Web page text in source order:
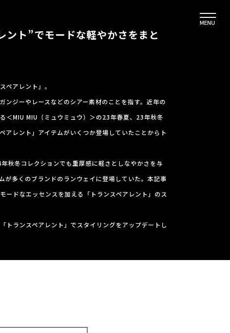
MENU
ント”でモードな軽やかさをまと
ペアレント」。
ンジーやレースなどのシアー素材のことを指す。近年の
＜MIU MIU（ミュウミュウ）＞の23年春夏、23年秋冬
アレント」アイテムがいくつか登場していたことからト
秋冬コレクションでも重厚感に軽さとしなやかさを与
が多くのブランドのランウェイに登場していた。本記事
ードなエッセンスを加える「トランスペアレント」のス
トランスペアレント」でスタイリングをアップデートし